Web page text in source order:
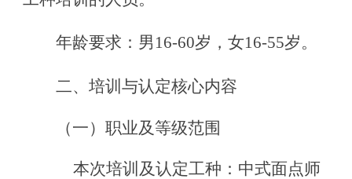
年龄要求：男 16-60岁，女16-55岁。
二、培训与认定核心内容
（一）职业及等级范围
本次培训及认定工种 ：中式面点师